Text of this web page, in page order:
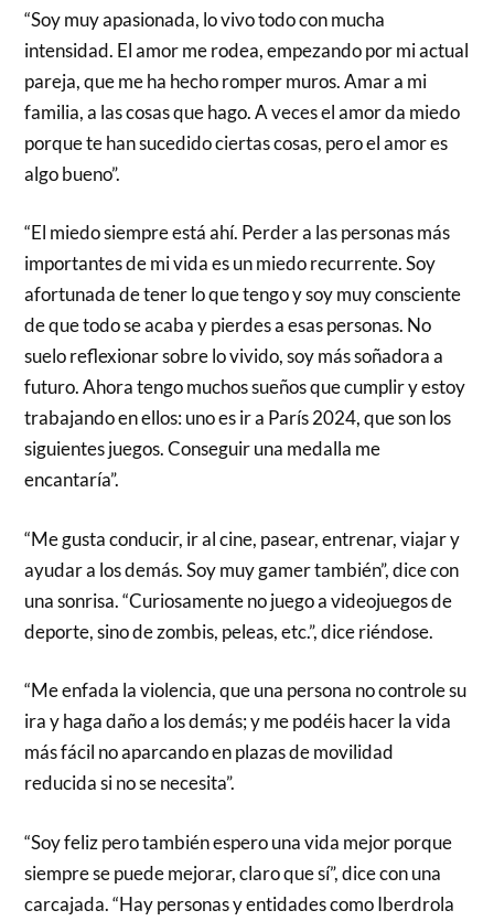
“Soy muy apasionada, lo vivo todo con mucha
intensidad. El amor me rodea, empezando por mi actual
pareja, que me ha hecho romper muros. Amar a mi
familia, a las cosas que hago. A veces el amor da miedo
porque te han sucedido ciertas cosas, pero el amor es
algo bueno”.
“El miedo siempre está ahí. Perder a las personas más
importantes de mi vida es un miedo recurrente. Soy
afortunada de tener lo que tengo y soy muy consciente
de que todo se acaba y pierdes a esas personas. No
suelo reflexionar sobre lo vivido, soy más soñadora a
futuro. Ahora tengo muchos sueños que cumplir y estoy
trabajando en ellos: uno es ir a París 2024, que son los
siguientes juegos. Conseguir una medalla me
encantaría”.
“Me gusta conducir, ir al cine, pasear, entrenar, viajar y
ayudar a los demás. Soy muy gamer también”, dice con
una sonrisa. “Curiosamente no juego a videojuegos de
deporte, sino de zombis, peleas, etc.”, dice riéndose.
“Me enfada la violencia, que una persona no controle su
ira y haga daño a los demás; y me podéis hacer la vida
más fácil no aparcando en plazas de movilidad
reducida si no se necesita”.
“Soy feliz pero también espero una vida mejor porque
siempre se puede mejorar, claro que sí”, dice con una
carcajada. “Hay personas y entidades como Iberdrola